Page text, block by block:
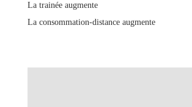
La trainée augmente
La consommation-distance augmente